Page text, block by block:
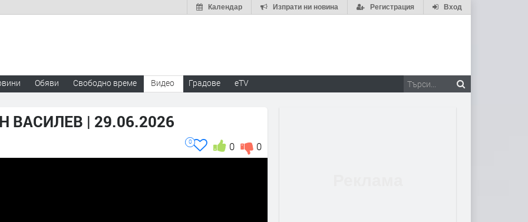
Вход
Регистрация
Изпрати ни новина
Календар
Обяви Свободно време Видео Градове eTV
ВАСИЛЕВ | 29.06.2026
0
0
0